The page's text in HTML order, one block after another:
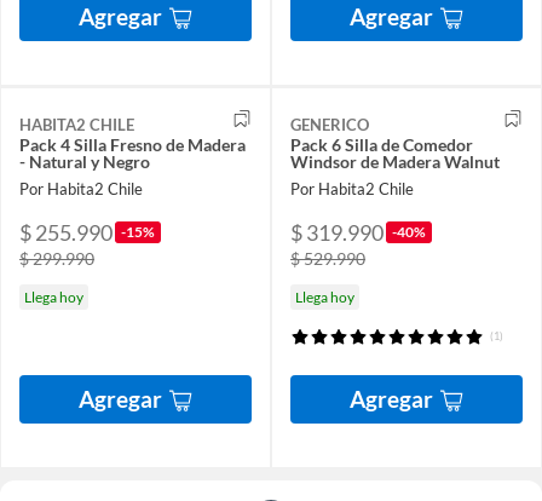
Agregar Agregar
HABITA2 CHILE
Pack 4 Silla Fresno de Madera
- Natural y Negro
Por Habita2 Chile
$ 255.990 -15%
$ 299.990
Llega hoy
Agregar
GENERICO
Pack 6 Silla de Comedor
Windsor de Madera Walnut
Por Habita2 Chile
$ 319.990 -40%
$ 529.990
Llega hoy
(1)
Agregar